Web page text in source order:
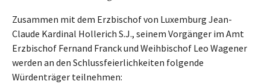
Zusammen mit dem Erzbischof von Luxemburg Jean-
Claude Kardinal Hollerich S.J., seinem Vorgänger im Amt
Erzbischof Fernand Franck und Weihbischof Leo Wagener
werden an den Schlussfeierlichkeiten folgende
Würdenträger teilnehmen: